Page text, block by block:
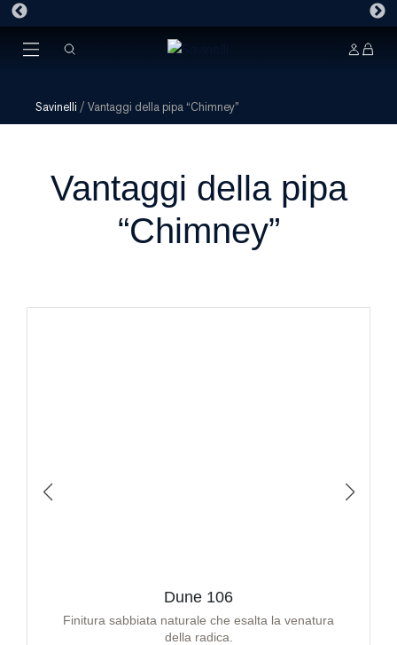
Savinelli / Vantaggi della pipa “Chimney”
Vantaggi della pipa
“Chimney”
Dune 106
Finitura sabbiata naturale che esalta la venatura
della radica.